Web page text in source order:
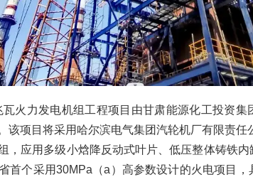
火力发电机组工程项目由甘肃能源化工投资集
该项目将采用哈尔滨电气集团汽轮机厂有限责任
，应用多级小焓降反动式叶片、低压整体铸铁
首个采用30MPa（a）高参数设计的火电项目